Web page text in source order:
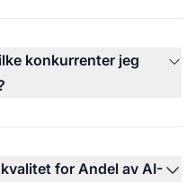
konkurrenter jeg
for Andel av AI-